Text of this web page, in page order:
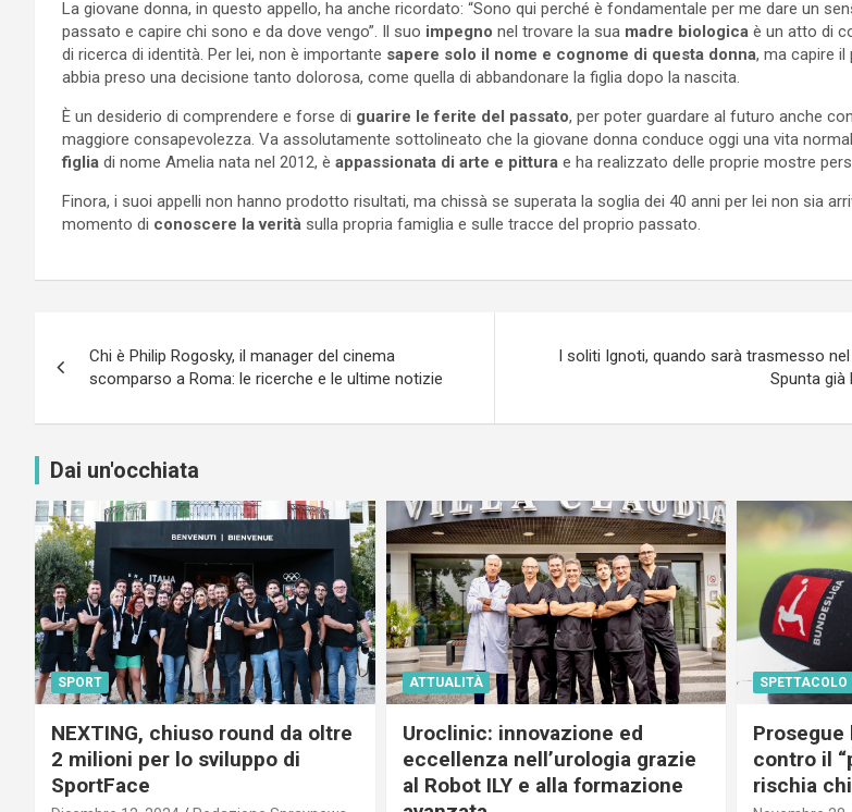
La giovane donna, in questo appello, ha anche ricordato: “Sono qui perché è fondamentale per me dare un
passato e capire chi sono e da dove vengo”. Il suo impegno nel trovare la sua madre biologica è un atto di
di ricerca di identità. Per lei, non è importante sapere solo il nome e cognome di questa donna, ma capire il
abbia preso una decisione tanto dolorosa, come quella di abbandonare la figlia dopo la nascita.
È un desiderio di comprendere e forse di guarire le ferite del passato, per poter guardare al futuro anche
maggiore consapevolezza. Va assolutamente sottolineato che la giovane donna conduce oggi una vita
figlia di nome Amelia nata nel 2012, è appassionata di arte e pittura e ha realizzato delle proprie mostre
Finora, i suoi appelli non hanno prodotto risultati, ma chissà se superata la soglia dei 40 anni per lei non sia
momento di conoscere la verità sulla propria famiglia e sulle tracce del proprio passato.
articoli
Chi è Philip Rogosky, il manager del cinema
scomparso a Roma: le ricerche e le ultime notizie
I soliti Ignoti, quando sarà trasmesso nel
Spunta già
Dai un'occhiata
SPORT
NEXTING, chiuso round da oltre
2 milioni per lo sviluppo di
SportFace
ATTUALITÀ
Uroclinic: innovazione ed
eccellenza nell’urologia grazie
al Robot ILY e alla formazione
SPETTACOLO
Prosegue
contro il
rischia